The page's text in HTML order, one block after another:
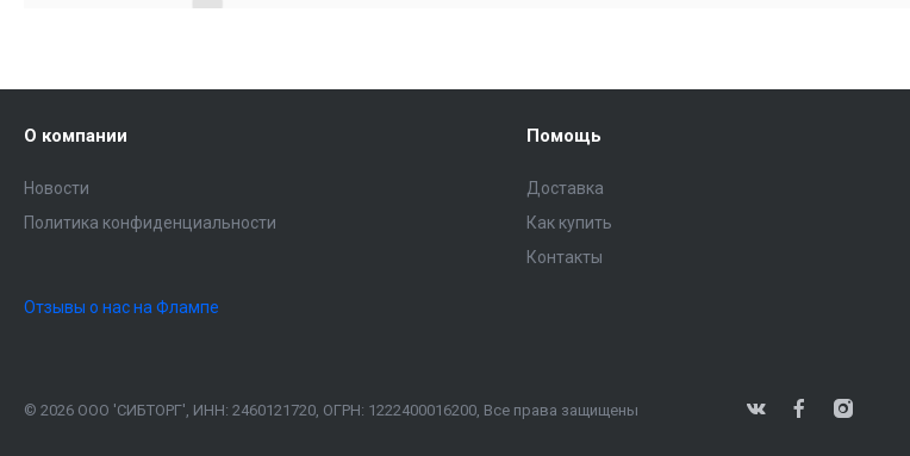
О компании
Новости
Политика конфиденциальности
Помощь
Доставка
Как купить
Контакты
Отзывы о нас на Флампе
© 2026 ООО 'СИБТОРГ', ИНН: 2460121720, ОГРН: 1222400016200, Все права защищены